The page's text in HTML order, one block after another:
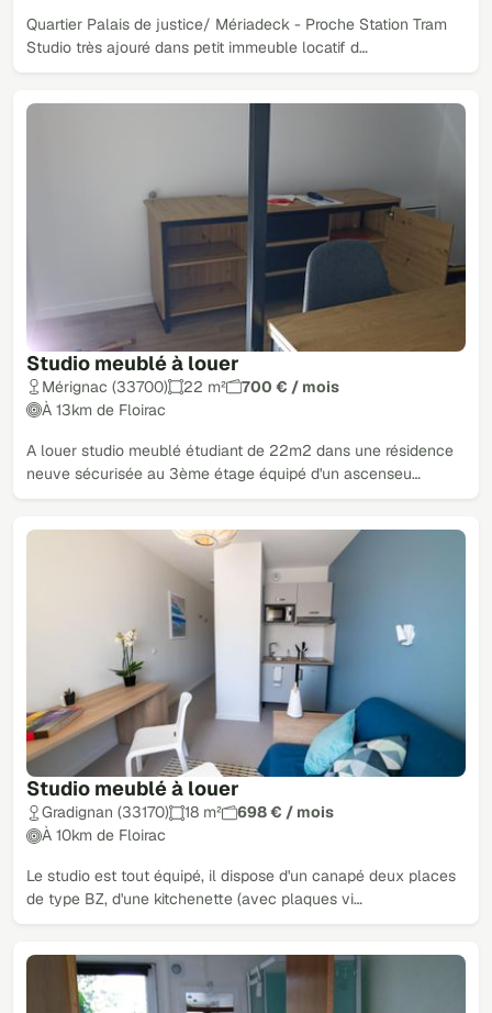
Quartier Palais de justice/ Mériadeck - Proche Station Tram
Studio très ajouré dans petit immeuble locatif d…
Studio meublé à louer
Mérignac (33700) 22 m²
700 € / mois
À 13km de Floirac
A louer studio meublé étudiant de 22m2 dans une résidence
neuve sécurisée au 3ème étage équipé d'un ascenseu…
Studio meublé à louer
Gradignan (33170) 18 m²
698 € / mois
À 10km de Floirac
Le studio est tout équipé, il dispose d'un canapé deux places
de type BZ, d'une kitchenette (avec plaques vi…